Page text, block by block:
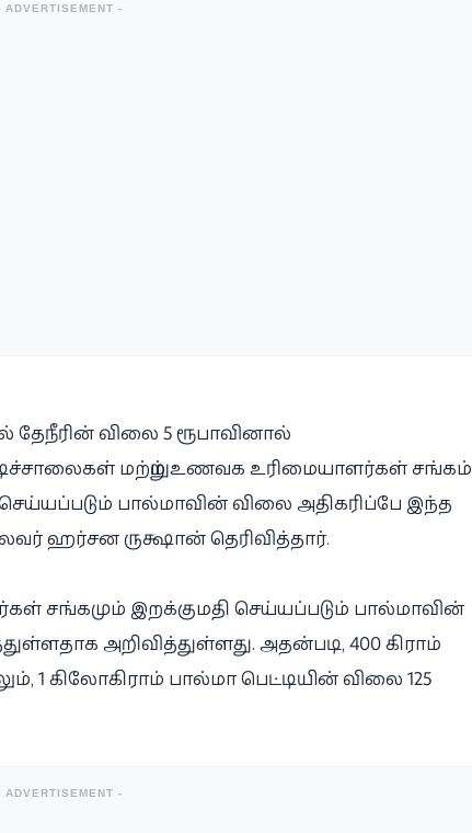
ADVERTISEMENT -
தேநீரின் விலை 5 ரூபாவினால்
மற்றும் உணவக உரிமையாளர்கள் சங்கம்
பால்மாவின் விலை அதிகரிப்பே இந்த
ஹர்சன ருக்ஷான் தெரிவித்தார்.
சங்கமும் இறக்குமதி செய்யப்படும் பால்மாவின்
அறிவித்துள்ளது. அதன்படி, 400 கிராம்
1 கிலோகிராம் பால்மா பெட்டியின் விலை 125
ADVERTISEMENT -